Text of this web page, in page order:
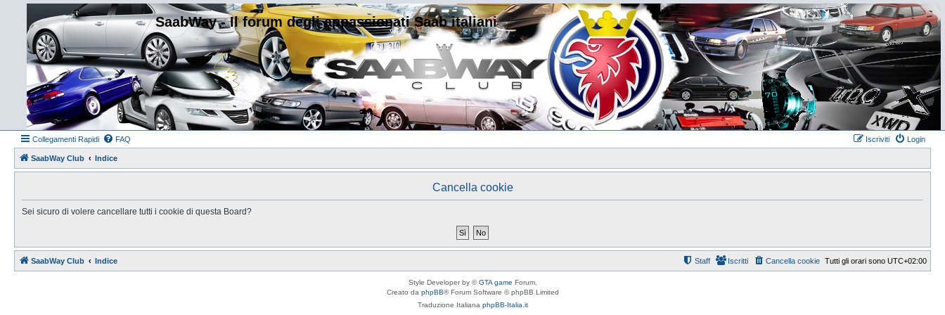
SaabWay - Il forum degli appassionati Saab italiani
Collegamenti Rapidi FAQ Login
Iscriviti
SaabWay Club Indice
Cancella cookie
Sei sicuro di volere cancellare tutti i cookie di questa Board?
SaabWay Club Indice Tutti gli orari sono UTC+02:00
Cancella cookie
Iscritti
Staff
Style Developer by ©GTA game Forum.
Creato da phpBB® Forum Software © phpBB Limited
Traduzione Italiana phpBB-Italia.it